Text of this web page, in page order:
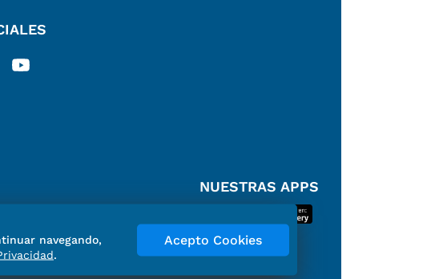
NUESTRAS APPS
navegando,
.
Acepto Cookies